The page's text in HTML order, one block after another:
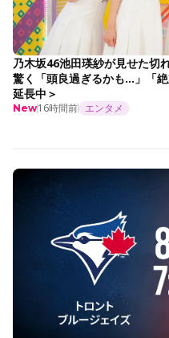
乃木坂46池田瑛紗が見せた切
驚く「頭良過ぎるかも…」「
延長中＞
New16時間前 エンタメ